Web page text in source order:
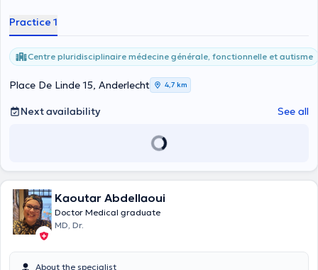
Practice 1
Centre pluridisciplinaire médecine générale, fonctionnelle et autisme
Place De Linde 15, Anderlecht 4,7 km
Next availability See all
Kaoutar Abdellaoui
Doctor Medical graduate
MD, Dr.
About the specialist